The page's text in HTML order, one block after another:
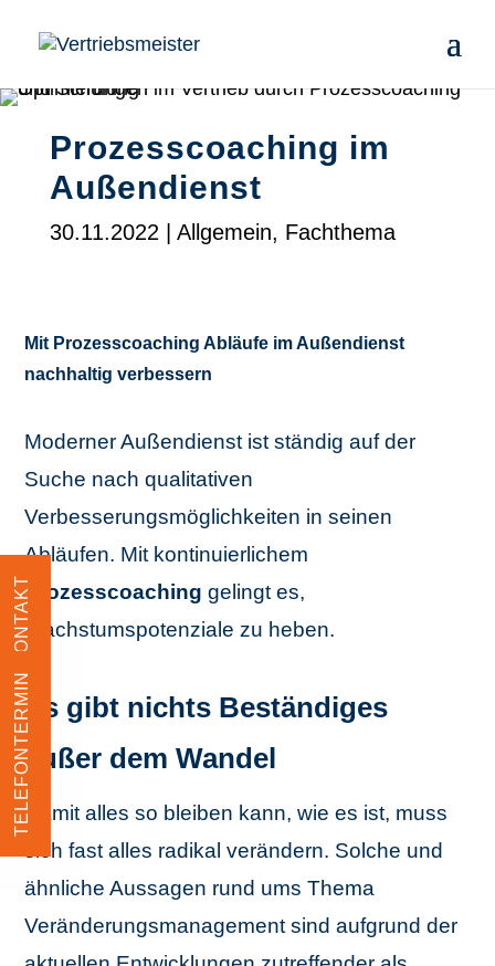
Prozesscoaching im
Außendienst
30.11.2022 Allgemein, Fachthema
Mit Prozesscoaching Abläufe im Außendienst
nachhaltig verbessern
Moderner Außendienst ist ständig auf der
Suche nach qualitativen
Verbesserungsmöglichkeiten in seinen
Abläufen. Mit kontinuierlichem
Prozesscoaching gelingt es,
Wachstumspotenziale zu heben.
Es gibt nichts Beständiges
außer dem Wandel
Damit alles so bleiben kann, wie es ist, muss
sich fast alles radikal verändern. Solche und
ähnliche Aussagen rund ums Thema
Veränderungsmanagement sind aufgrund der
KONTAKT
TELEFONTERMIN